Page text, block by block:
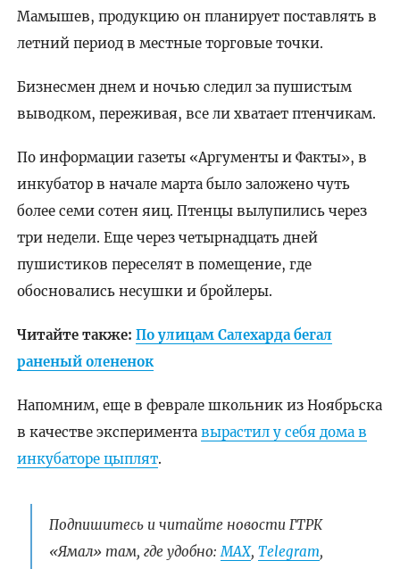
Мамышев, продукцию он планирует поставлять в
летний период в местные торговые точки.
Бизнесмен днем и ночью следил за пушистым
выводком, переживая, все ли хватает птенчикам.
По информации газеты «Аргументы и Факты», в
инкубатор в начале марта было заложено чуть
более семи сотен яиц. Птенцы вылупились через
три недели. Еще через четырнадцать дней
пушистиков переселят в помещение, где
обосновались несушки и бройлеры.
Читайте также: По улицам Салехарда бегал
раненый олененок
Напомним, еще в феврале школьник из Ноябрьска
в качестве эксперимента вырастил у себя дома в
инкубаторе цыплят.
Подпишитесь и читайте новости ГТРК
«Ямал» там, где удобно:МАХ, Telegram,